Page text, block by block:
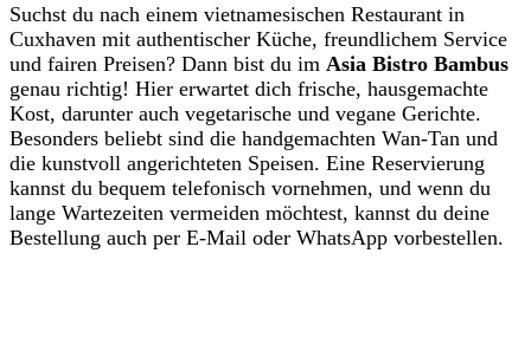
Suchst du nach einem vietnamesischen Restaurant in
Cuxhaven mit authentischer Küche, freundlichem Service
und fairen Preisen? Dann bist du im Asia Bistro Bambus
genau richtig! Hier erwartet dich frische, hausgemachte
Kost, darunter auch vegetarische und vegane Gerichte.
Besonders beliebt sind die handgemachten Wan-Tan und
die kunstvoll angerichteten Speisen. Eine Reservierung
kannst du bequem telefonisch vornehmen, und wenn du
lange Wartezeiten vermeiden möchtest, kannst du deine
Bestellung auch per E-Mail oder WhatsApp vorbestellen.